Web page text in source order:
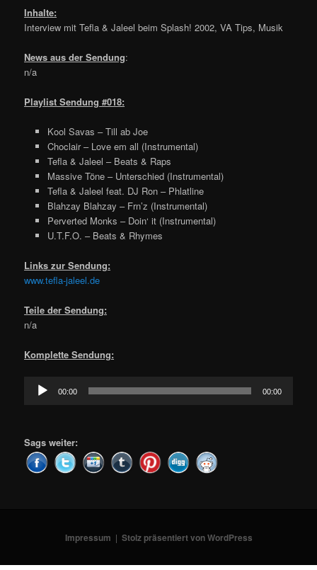
Inhalte:
Interview mit Tefla & Jaleel beim Splash! 2002, VA Tips, Musik
News aus der Sendung:
n/a
Playlist Sendung #018:
Kool Savas – Till ab Joe
Choclair – Love em all (Instrumental)
Tefla & Jaleel – Beats & Raps
Massive Töne – Unterschied (Instrumental)
Tefla & Jaleel feat. DJ Ron – Phlatline
Blahzay Blahzay – Frn’z (Instrumental)
Perverted Monks – Doin‘ it (Instrumental)
U.T.F.O. – Beats & Rhymes
Links zur Sendung:
www.tefla-jaleel.de
Teile der Sendung:
n/a
Komplette Sendung:
Audio-
Player
00:00 00:00
Sags weiter:
Impressum Stolz präsentiert von WordPress